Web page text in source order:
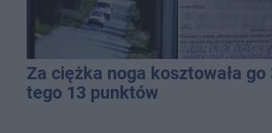
Za ciężka noga kosztowała go
tego 13 punktów